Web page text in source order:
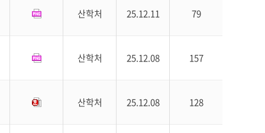
산학처 25.12.11 79
산학처 25.12.08 157
산학처 25.12.08 128